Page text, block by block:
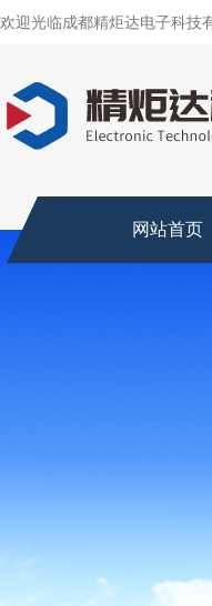
欢迎光临成都精炬达电子科技
网站首页